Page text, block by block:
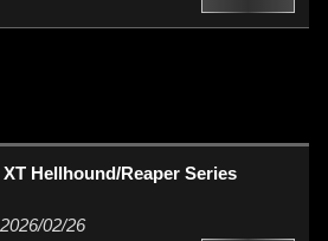
Hellhound/Reaper Series
2026/02/26